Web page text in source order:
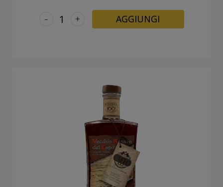
+
- AGGIUNGI